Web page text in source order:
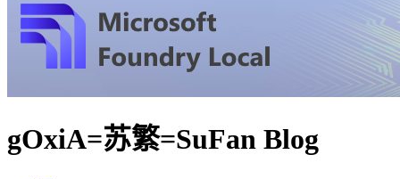
gOxiA=苏繁=SuFan Blog